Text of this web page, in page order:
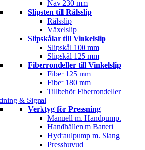
Nav 230 mm
Slipsten till Rälsslip
Rälsslip
Växelslip
Slipskålar till Vinkelslip
Slipskål 100 mm
Slipskål 125 mm
Fiberrondeller till Vinkelslip
Fiber 125 mm
Fiber 180 mm
Tillbehör Fiberrondeller
& Signal
Verktyg för Pressning
Manuell m. Handpump.
Handhållen m Batteri
Hydraulpump m. Slang
Presshuvud